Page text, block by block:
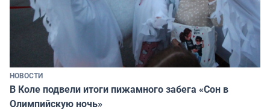
НОВОСТИ
В Коле подвели итоги пижамного забега «Сон в
Олимпийскую ночь»